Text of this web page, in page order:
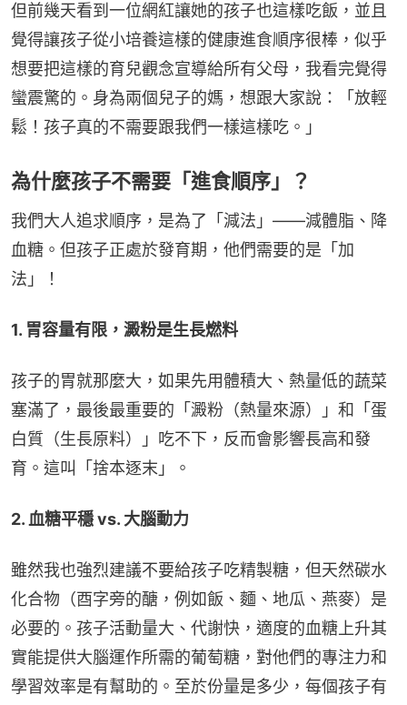
但前幾天看到一位網紅讓她的孩子也這樣吃飯，並且
覺得讓孩子從小培養這樣的健康進食順序很棒，似乎
想要把這樣的育兒觀念宣導給所有父母，我看完覺得
蠻震驚的。身為兩個兒子的媽，想跟大家說：「放輕
鬆！孩子真的不需要跟我們一樣這樣吃。」
為什麼孩子不需要「進食順序」？
我們大人追求順序，是為了「減法」——減體脂、降
血糖。但孩子正處於發育期，他們需要的是「加
法」！
1. 胃容量有限，澱粉是生長燃料
孩子的胃就那麼大，如果先用體積大、熱量低的蔬菜
塞滿了，最後最重要的「澱粉（熱量來源）」和「蛋
白質（生長原料）」吃不下，反而會影響長高和發
育。這叫「捨本逐末」。
2. 血糖平穩 vs. 大腦動力
雖然我也強烈建議不要給孩子吃精製糖，但天然碳水
化合物（酉字旁的醣，例如飯、麵、地瓜、燕麥）是
必要的。孩子活動量大、代謝快，適度的血糖上升其
實能提供大腦運作所需的葡萄糖，對他們的專注力和
學習效率是有幫助的。至於份量是多少，每個孩子有